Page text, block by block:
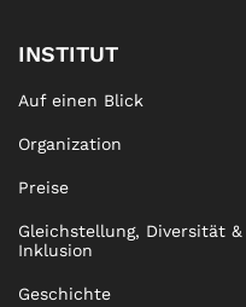
INSTITUT
Auf einen Blick
Organization
Preise
Gleichstellung, Diversität &
Inklusion
Geschichte